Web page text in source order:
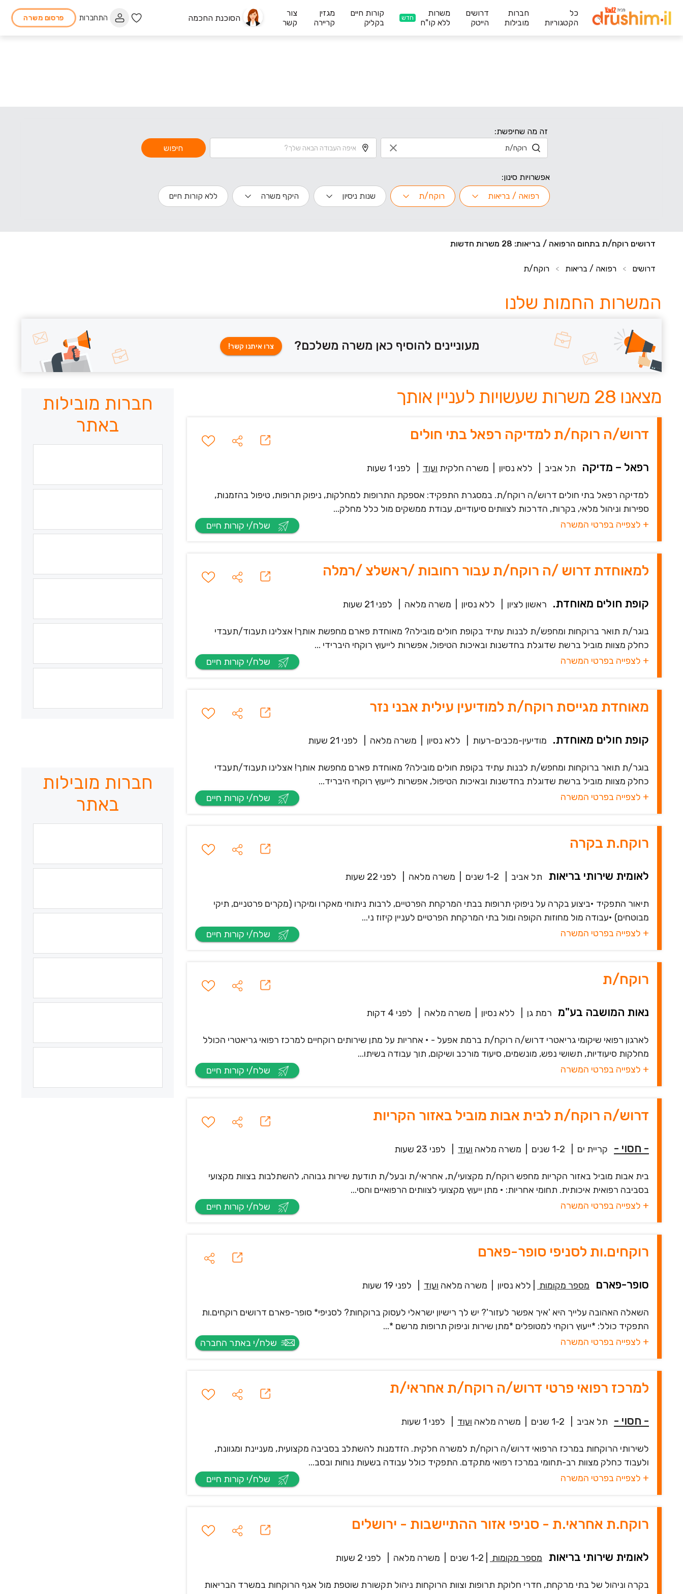
כל
הקטגוריות
חברות
מובילות
דרושים
הייטק
משרות
ללא קו"ח
חדש
קורות חיים
בקליק
מגזין
קריירה
צור
קשר
הסוכנת החכמה התחברות פרסום משרה
זה מה שחיפשת:
חיפוש
אפשרויות סינון:
רפואה / בריאות
רוקח/ת שנות ניסיון היקף משרה ללא קורות חיים
דרושים רוקח/ת בתחום הרפואה / בריאות: 28 משרות חדשות
דרושים > רפואה / בריאות > רוקח/ת
המשרות החמות שלנו
מעוניינים להוסיף כאן משרה משלכם? צרו איתנו קשר!
מצאנו 28 משרות שעשויות לעניין אותך
דרוש/ה רוקח/ת למדיקה רפאל בתי חולים
רפאל – מדיקה תל אביב ללא נסיון משרה חלקית ועוד לפני 1 שעות
למדיקה רפאל בתי חולים דרוש/ה רוקח/ת. במסגרת התפקיד: אספקת התרופות למחלקות, ניפוק תרופות, טיפול בהזמנות,
ספירות וניהול מלאי, בקרות, הדרכות לצוותים סיעודיים, עבודת ממשקים מול כלל מחלק...
+ לצפייה בפרטי המשרה
למאוחדת דרוש /ה רוקח/ת עבור רחובות /ראשלצ /רמלה
קופת חולים מאוחדת. ראשון לציון ללא נסיון משרה מלאה לפני 21 שעות
בוגר/ת תואר ברוקחות ומחפש/ת לבנות עתיד בקופת חולים מובילה? מאוחדת פארם מחפשת אותך! אצלינו תעבוד/תעבדי
כחלק מצוות מוביל ברשת שדוגלת בחדשנות ובאיכות הטיפול, אפשרות לייעוץ רוקחי היברידי ...
+ לצפייה בפרטי המשרה
מאוחדת מגייסת רוקח/ת למודיעין עילית אבני נזר
קופת חולים מאוחדת. מודיעין-מכבים-רעות ללא נסיון משרה מלאה לפני 21 שעות
בוגר/ת תואר ברוקחות ומחפש/ת לבנות עתיד בקופת חולים מובילה? מאוחדת פארם מחפשת אותך! אצלינו תעבוד/תעבדי
כחלק מצוות מוביל ברשת שדוגלת בחדשנות ובאיכות הטיפול, אפשרות לייעוץ רוקחי היבריד...
+ לצפייה בפרטי המשרה
רוקח.ת בקרה
לאומית שירותי בריאות תל אביב 1-2 שנים משרה מלאה לפני 22 שעות
תיאור התפקיד •ביצוע בקרה על ניפוקי תרופות בבתי המרקחת הפרטיים, לרבות ניתוחי מאקרו ומיקרו (מקרים פרטניים, תיקי
מבוטחים) •עבודה מול מחוזות הקופה ומול בתי המרקחת הפרטיים לעניין קיזוז ני...
+ לצפייה בפרטי המשרה
רוקח/ת
נאות המושבה בע"מ רמת גן ללא נסיון משרה מלאה לפני 4 דקות
לארגון רפואי שיקומי גריאטרי דרוש/ה רוקח/ת ברמת אפעל - • אחריות על מתן שירותים רוקחיים למרכז רפואי גריאטרי הכולל
מחלקות סיעודיות, תשושי נפש, מונשמים, סיעוד מורכב ושיקום, תוך עבודה בשיתו...
+ לצפייה בפרטי המשרה
דרוש/ה רוקח/ת לבית אבות מוביל באזור הקריות
- חסוי - קריית ים 1-2 שנים משרה מלאה ועוד לפני 23 שעות
בית אבות מוביל באזור הקריות מחפש רוקח/ת מקצועי/ת, אחראי/ת ובעל/ת תודעת שירות גבוהה, להשתלבות בצוות מקצועי
בסביבה רפואית איכותית. תחומי אחריות: • מתן ייעוץ מקצועי לצוותים הרפואיים והסי...
+ לצפייה בפרטי המשרה
רוקחים.ות לסניפי סופר-פארם
סופר-פארם מספר מקומות ללא נסיון משרה מלאה ועוד לפני 19 שעות
השאלה האהובה עלייך היא 'איך אפשר לעזור'? יש לך רישיון ישראלי לעסוק ברוקחות? לסניפי* סופר-פארם דרושים רוקחים.ות
התפקיד כולל: *ייעוץ רוקחי למטופלים *מתן שירות וניפוק תרופות מרשם *...
+ לצפייה בפרטי המשרה
למרכז רפואי פרטי דרוש/ה רוקח/ת אחראי/ת
- חסוי - תל אביב 1-2 שנים משרה מלאה ועוד לפני 1 שעות
לשירותי הרוקחות במרכז הרפואי דרוש/ה רוקח/ת למשרה חלקית. הזדמנות להשתלב בסביבה מקצועית, מעניינת ומגוונת,
ולעבוד כחלק מצוות רב-תחומי במרכז רפואי מתקדם. התפקיד כולל עבודה בשעות נוחות ובסב...
+ לצפייה בפרטי המשרה
רוקח.ת אחראי.ת - סניפי אזור ההתיישבות - ירושלים
לאומית שירותי בריאות מספר מקומות 1-2 שנים משרה מלאה לפני 2 שעות
בקרה וניהול של בתי מרקחת, חדרי חלוקת תרופות וצוות הרוקחות ניהול תקשורת שוטפת מול אגף הרוקחות במשרד הבריאות
חברות מובילות
באתר
חברות מובילות
באתר